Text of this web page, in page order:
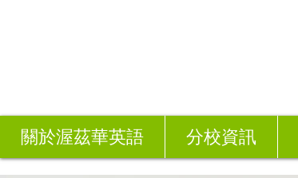
關於渥茲華英語 分校資訊